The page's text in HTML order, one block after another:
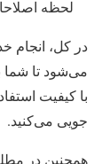
لحظه
در کل،
می‌شود تا شما
با کیفیت
جویی می‌کنید.
همچنین در